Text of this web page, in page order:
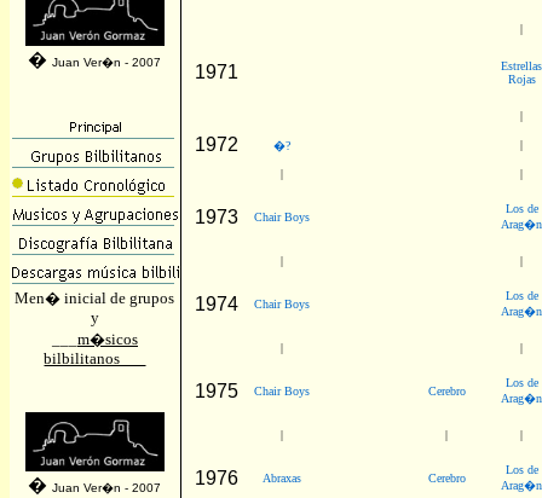
�Juan Ver�n - 2007
Men� inicial de grupos
y
m�sicos
bilbilitanos___
�Juan Ver�n - 2007
|
1971
Estrellas
Rojas
|
1972 �? |
| |
1973 Chair Boys
Los de
Arag�n
| |
1974 Chair Boys
Los de
Arag�n
| |
1975 Chair Boys Cerebro
Los de
Arag�n
| | |
1976 Abraxas Cerebro
Los de
Arag�n